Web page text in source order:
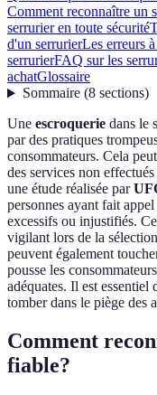
Comment reconnaître un
serrurier en toute sécurité
d'un serrurierLes erreurs
serrurierFAQ sur les
achatGlossaire
Sommaire(8 sections)
Une escroquerie dans le
par des pratiques
consommateurs. Cela
des services non
une étude réalisée par
personnes ayant fait
excessifs ou injustifiés.
vigilant lors de la
peuvent également
pousse les
adéquates. Il est
tomber dans le piège des
Comment
fiable?